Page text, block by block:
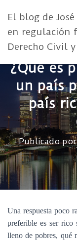
El blog de
en regulación
Derecho Civil
¿Qué es
un país
país
Publicado
Una respuesta poco
preferible es ser rico
lleno de pobres, qué